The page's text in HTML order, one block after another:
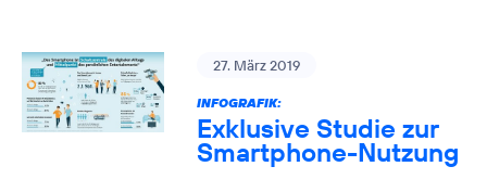
27. März 2019
INFOGRAFIK:
Exklusive Studie zur
Smartphone-Nutzung